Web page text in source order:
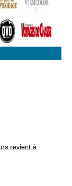
revient à